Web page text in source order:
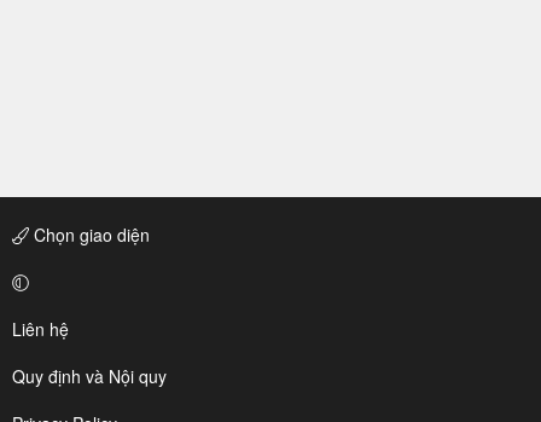
Chọn giao diện
Liên hệ
Quy định và Nội quy